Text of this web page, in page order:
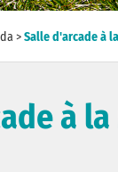
>Salle d'arcade à
à